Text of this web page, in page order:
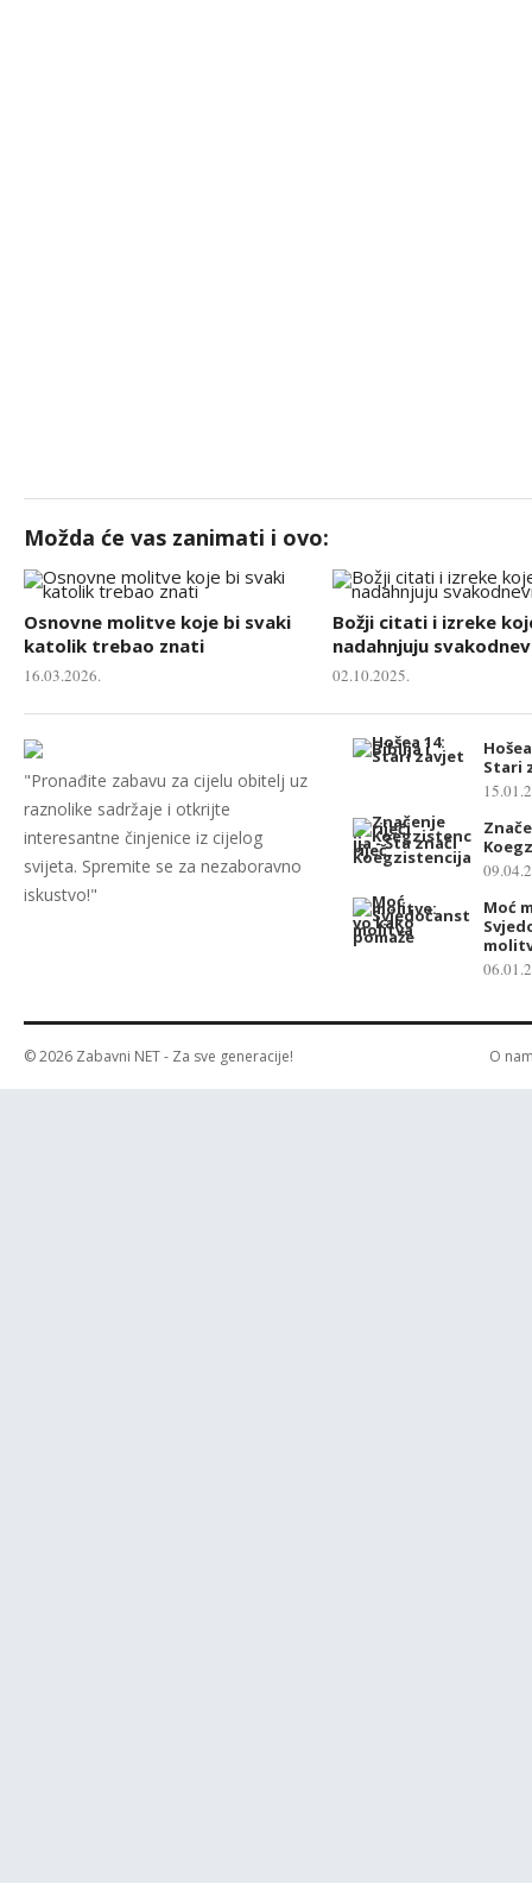
Možda će vas zanimati i ovo:
Osnovne molitve koje bi svaki
katolik trebao znati
16.03.2026.
Božji citati i izreke
nadahnjuju
02.10.2025.
"Pronađite zabavu za cijelu obitelj uz
raznolike sadržaje i otkrijte
interesantne činjenice iz cijelog
svijeta. Spremite se za nezaboravno
iskustvo!"
Stari
Moć
© 2026 Zabavni NET- Za sve generacije! O